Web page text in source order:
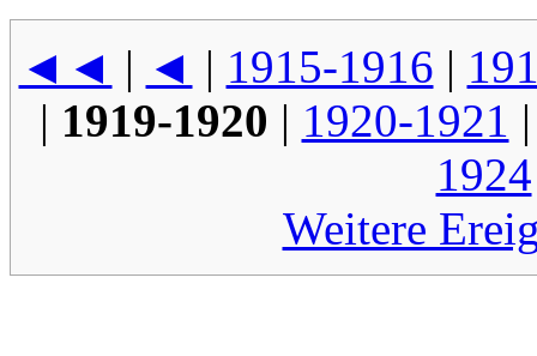
◄◄ | ◄ | 1915-1916 |
| 1919-1920 | 1920-1921
1924
Weitere